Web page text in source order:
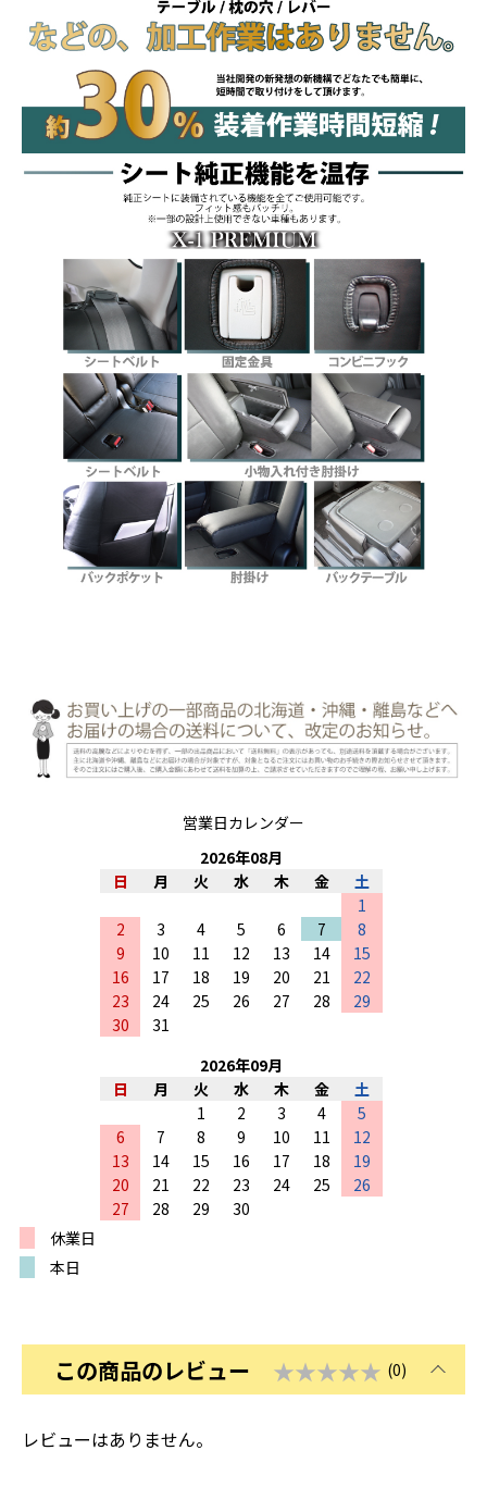
営業日カレンダー
2026年08月
日
月 火 水 木 金
土
1
2
3 4 5 6 7
8
9
10 11 12 13 14
15
16
17 18 19 20 21
22
23
24 25 26 27 28
29
30
31
2026年09月
日
月 火 水 木 金
土
1
2 3 4
5
6
7 8 9 10 11
12
13
14 15 16 17 18
19
20
21 22 23 24 25
26
27
28 29
30
休業日
本日
この商品のレビュー ★★★★★ (0)
レビューはありません。